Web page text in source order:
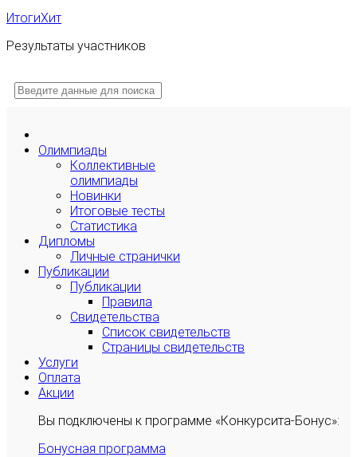
ИтогиХит
Результаты участников
Олимпиады
Коллективные
олимпиады
Новинки
Итоговые тесты
Статистика
Дипломы
Личные странички
Публикации
Публикации
Правила
Свидетельства
Список свидетельств
Страницы свидетельств
Услуги
Оплата
Акции
Вы подключены к программе «Конкурсита-Бонус»:
Бонусная программа